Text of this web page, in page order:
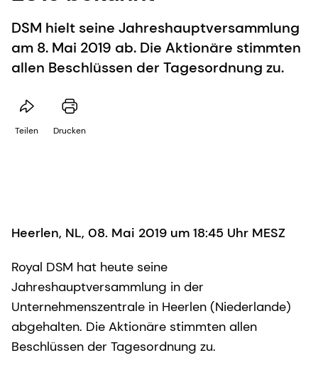
DSM hielt seine Jahreshauptversammlung
am 8. Mai 2019 ab. Die Aktionäre stimmten
allen Beschlüssen der Tagesordnung zu.
Teilen Drucken
Heerlen, NL, 08. Mai 2019 um 18:45 Uhr MESZ
Royal DSM hat heute seine
Jahreshauptversammlung in der
Unternehmenszentrale in Heerlen (Niederlande)
abgehalten. Die Aktionäre stimmten allen
Beschlüssen der Tagesordnung zu.